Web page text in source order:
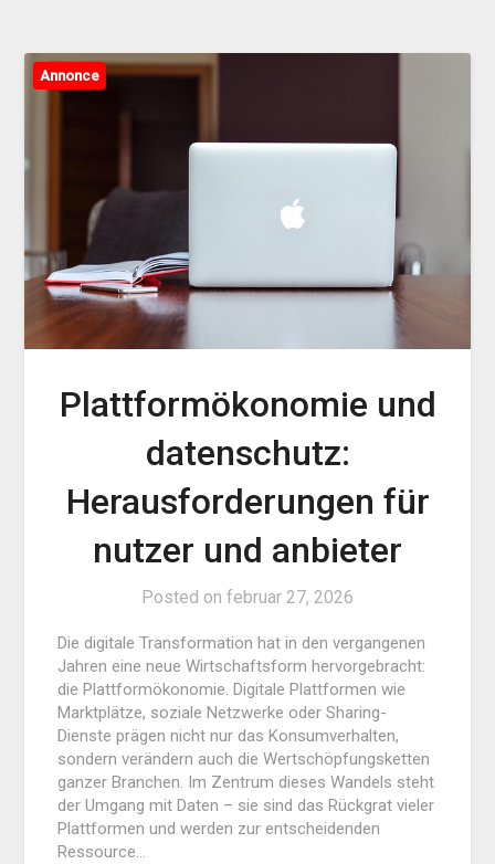
Annonce
Plattformökonomie und
datenschutz:
Herausforderungen für
nutzer und anbieter
Posted on februar 27, 2026
Die digitale Transformation hat in den vergangenen
Jahren eine neue Wirtschaftsform hervorgebracht:
die Plattformökonomie. Digitale Plattformen wie
Marktplätze, soziale Netzwerke oder Sharing-
Dienste prägen nicht nur das Konsumverhalten,
sondern verändern auch die Wertschöpfungsketten
ganzer Branchen. Im Zentrum dieses Wandels steht
der Umgang mit Daten – sie sind das Rückgrat vieler
Plattformen und werden zur entscheidenden
Ressource…